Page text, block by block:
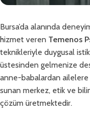
Bursa’da alanında
hizmet veren Temenos
teknikleriyle duygusal
üstesinden gelmenize
anne-babalardan
sunan merkez, etik ve
çözüm üretmektedir.